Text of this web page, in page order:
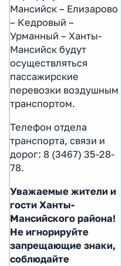
Мансийск – Елизарово
– Кедровый –
Урманный – Ханты-
Мансийск будут
осуществляться
пассажирские
перевозки воздушным
транспортом.
Телефон отдела
транспорта, связи и
дорог: 8 (3467) 35-28-
78.
Уважаемые жители и
гости Ханты-
Мансийского района!
Не игнорируйте
запрещающие знаки,
соблюдайте